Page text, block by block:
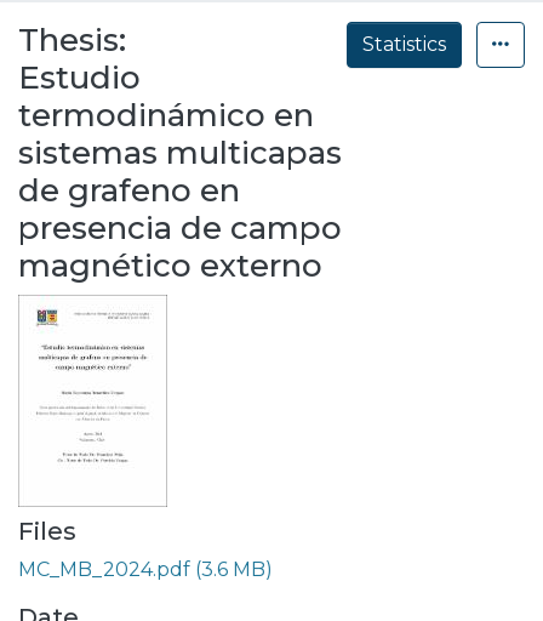
Depósito
Thesis:
Estudio
termodinámico en
sistemas multicapas
de grafeno en
presencia de campo
magnético externo
Statistics
Files
MC_MB_2024.pdf (3.6 MB)